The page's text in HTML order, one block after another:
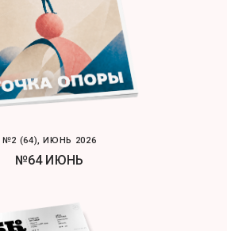
№2 (64), ИЮНЬ 2026
№64 ИЮНЬ